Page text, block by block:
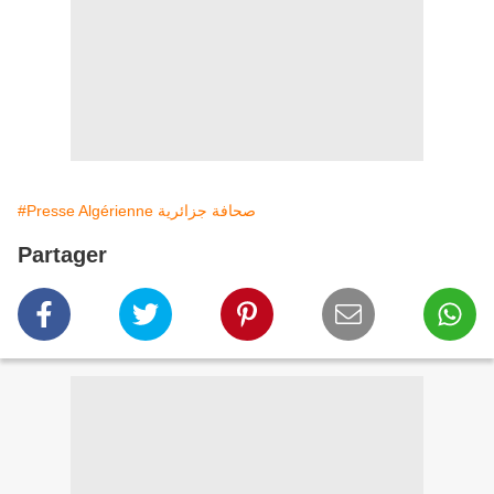
#Presse Algérienne صحافة جزائرية
Partager